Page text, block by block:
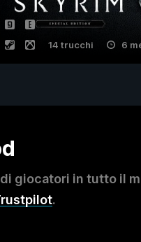
14 trucchi 6
giocatori in tutto il
.